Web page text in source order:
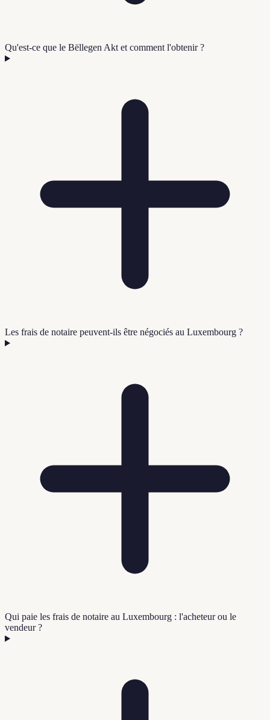
Qu'est-ce que le Bëllegen Akt et comment l'obtenir ?
Les frais de notaire peuvent-ils être négociés au Luxembourg ?
Qui paie les frais de notaire au Luxembourg : l'acheteur ou le
vendeur ?